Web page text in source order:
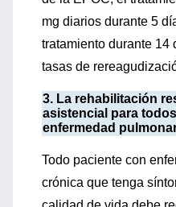
mg diarios durante 5
tratamiento durante 14
tasas de
3. La rehabilitación
asistencial para
enfermedad
Todo paciente con
crónica que tenga